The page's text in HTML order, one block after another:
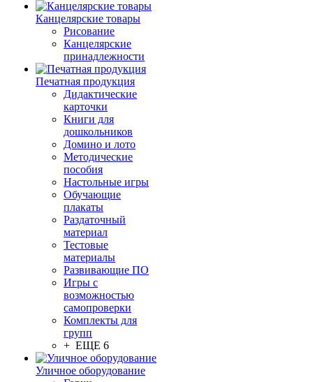
Канцелярские товары
Рисование
Канцелярские
принадлежности
Печатная продукция
Дидактические
карточки
Книги для
дошкольников
Домино и лото
Методические
пособия
Настольные игры
Обучающие
плакаты
Раздаточный
материал
Тестовые
материалы
Развивающие ПО
Игры с
возможностью
самопроверки
Комплекты для
групп
+ ЕЩЕ 6
Уличное оборудование